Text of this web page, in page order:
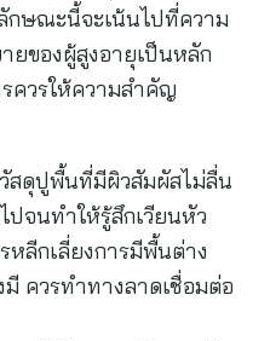
กษณะนี้จะเน้นไปที่ความ
ยของผู้สูงอายุเป็นหลัก
ควรให้ความสำคัญ
สดุปูพื้นที่มีผิวสัมผัสไม่ลื่น
ปจนทำให้รู้สึกเวียนหัว
หลีกเลี่ยงการมีพื้นต่าง
ควรทำทางลาดเชื่อมต่อ